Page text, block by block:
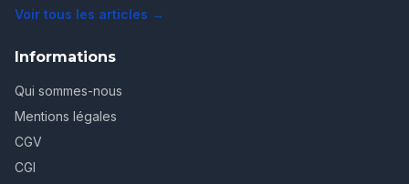
Voir tous les articles →
Informations
Qui sommes-nous
Mentions légales
CGV
CGI